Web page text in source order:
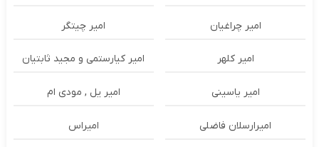
امیر چراغیان امیر چیتگر
امیر کلهر امیر کیارستمی و مجید ثابتیان
امیر یاسینی امیر یل , مودی ام
امیرارسلان فاضلی امیراس